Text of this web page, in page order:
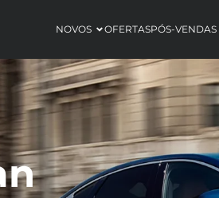
NOVOS OFERTASPÓS-VENDAS